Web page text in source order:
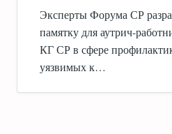
Эксперты Форума СР
памятку для аутрич-
КГ СР в сфере
уязвимых к…